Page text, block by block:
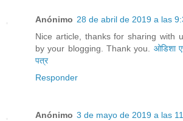
Anónimo 28 de abril de 2019 a las
Nice article, thanks for sharing with
by your blogging. Thank you. ओडिशा
पत्र
Responder
Anónimo 3 de mayo de 2019 a las